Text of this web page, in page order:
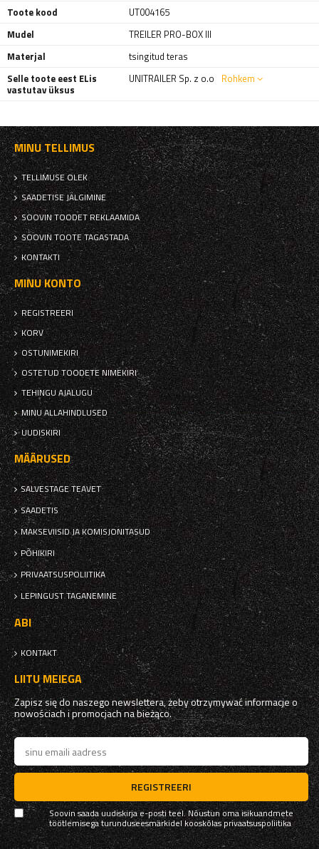
Toote kood
UT004165
Mudel
TREILER PRO-BOX III
Materjal
tsingitud teras
Selle toote eest ELis
vastutav üksus
UNITRAILER Sp. z o.o Rohkem
MINU TELLIMUS
TELLIMUSE OLEK
SAADETISE JÄLGIMINE
SOOVIN TOODET REKLAAMIDA
SOOVIN TOOTE TAGASTADA
KONTAKTI
MINU KONTO
REGISTREERI
KORV
OSTUNIMEKIRI
OSTETUD TOODETE NIMEKIRI
TEHINGU AJALUGU
MINU ALLAHINDLUSED
UUDISKIRI
MÄÄRUSED
SALVESTAGE TEAVET
SAADETIS
MAKSEVIISID JA KOMISJONITASUD
PÕHIKIRI
PRIVAATSUSPOLIITIKA
LEPINGUST TAGANEMINE
ABI
KONTAKT
LIITU MEIEGA
Zapisz się do naszego newslettera, żeby otrzymywać informacje o
nowościach i promocjach na bieżąco.
REGISTREERI
Soovin saada uudiskirja e-posti teel. Nõustun oma isikuandmete
töötlemisega turunduseesmärkidel kooskõlasprivaatsuspoliitika